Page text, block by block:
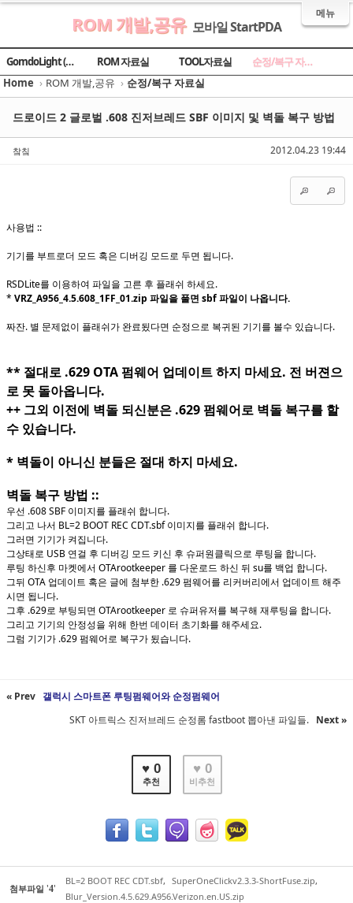
메뉴
ROM 개발,공유 모바일 StartPDA
GomdoLight (곰돌라이트) ROM 자료실 TOOL자료실
순정/복구 자료실
Home › ROM 개발,공유 › 순정/복구 자료실
2012.04.23 19:44
드로이드 2 글로벌 .608 진저브레드 SBF 이미지 및 벽돌 복구 방법
챀칰
사용법 ::
기기를 부트로더 모드 혹은 디버깅 모드로 두면 됩니다.
RSDLite를 이용하여 파일을 고른 후 플래쉬 하세요.
* VRZ_A956_4.5.608_1FF_01.zip 파일을 풀면 sbf 파일이 나옵니다.
짜잔. 별 문제없이 플래쉬가 완료됬다면 순정으로 복귀된 기기를 볼수 있습니다.
** 절대로 .629 OTA 펌웨어 업데이트 하지 마세요. 전 버젼으
로 못 돌아옵니다.
++ 그외 이전에 벽돌 되신분은 .629 펌웨어로 벽돌 복구를 할
수 있습니다.
* 벽돌이 아니신 분들은 절대 하지 마세요.
벽돌 복구 방법 ::
우선 .608 SBF 이미지를 플래쉬 합니다.
그리고 나서 BL=2 BOOT REC CDT.sbf 이미지를 플래쉬 합니다.
그러면 기기가 켜집니다.
그상태로 USB 연걸 후 디버깅 모드 키신 후 슈퍼원클릭으로 루팅을 합니다.
루팅 하신후 마켓에서 OTArootkeeper 를 다운로드 하신 뒤 su를 백업 합니다.
그뒤 OTA 업데이트 혹은 글에 첨부한 .629 펌웨어를 리커버리에서 업데이트 해주
시면 됩니다.
그후 .629로 부팅되면 OTArootkeeper 로 슈퍼유저를 복구해 재루팅을 합니다.
그리고 기기의 안정성을 위해 한번 데이터 초기화를 해주세요.
그럼 기기가 .629 펌웨어로 복구가 됬습니다.
« Prev 갤럭시 스마트폰 루팅펌웨어와 순정펌웨어
SKT 아트릭스 진저브레드 순정롬 fastboot 뽑아낸 파일들. Next »
♥ 0
추천
♥ 0
비추천
첨부파일 '4'
BL=2 BOOT REC CDT.sbf, SuperOneClickv2.3.3-ShortFuse.zip,
Blur_Version.4.5.629.A956.Verizon.en.US.zip
Sketchbook5, 스케치북5
Sketchbook5, 스케치북5
Sketchbook5, 스케치북5
Sketchbook5, 스케치북5